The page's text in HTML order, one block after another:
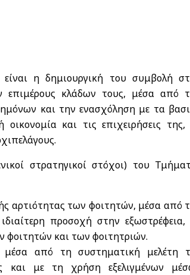
η δημιουργική του συμβολή
κλάδων τους, μέσα από
και την ενασχόληση με τα
και τις επιχειρήσεις της,
στρατηγικοί στόχοι) του
αρτιότητας των φοιτητών, μέσα από
προσοχή στην εξωστρέφεια,
φοιτητών και των φοιτητριών.
μέσα από τη συστηματική μελέτη
και με τη χρήση εξελιγμένων